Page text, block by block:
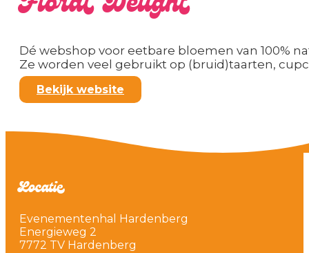
Dé webshop voor eetbare bloemen van 100%
Ze worden veel gebruikt op (bruid)taarten,
Bekijk website
Locatie
Evenementenhal Hardenberg
Energieweg 2
7772 TV Hardenberg